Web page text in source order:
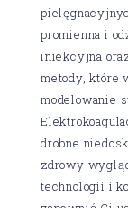
promienna i
iniekcyjna
metody, które
modelowanie
drobne
zdrowy
technologii i